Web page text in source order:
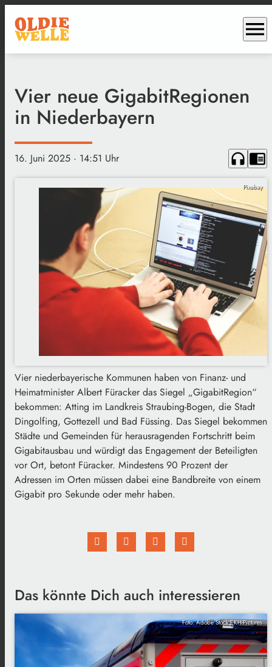
menu
Vier neue GigabitRegionen
in Niederbayern
16. Juni 2025 · 14:51 Uhr headphones chrome_reader_mode
Pixabay
Vier niederbayerische Kommunen haben von Finanz- und
Heimatminister Albert Füracker das Siegel „GigabitRegion“
bekommen: Atting im Landkreis Straubing-Bogen, die Stadt
Dingolfing, Gottezell und Bad Füssing. Das Siegel bekommen
Städte und Gemeinden für herausragenden Fortschritt beim
Gigabitausbau und würdigt das Engagement der Beteiligten
vor Ort, betont Füracker. Mindestens 90 Prozent der
Adressen im Orten müssen dabei eine Bandbreite von einem
Gigabit pro Sekunde oder mehr haben.
Das könnte Dich auch interessieren
Foto: Adobe Stock EKH-Pictures